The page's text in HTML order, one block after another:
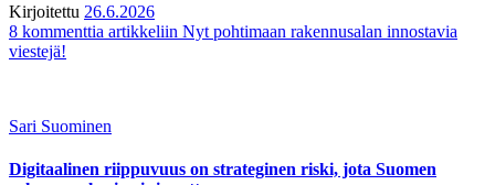
Kirjoitettu 26.6.2026
8 kommenttia artikkeliin Nyt pohtimaan rakennusalan innostavia
viestejä!
Sari Suominen
Digitaalinen riippuvuus on strateginen riski, jota Suomen